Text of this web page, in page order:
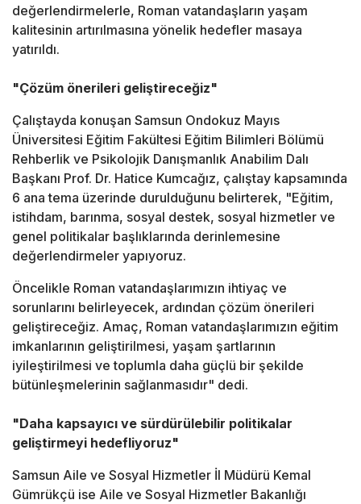
değerlendirmelerle, Roman vatandaşların yaşam
kalitesinin artırılmasına yönelik hedefler masaya
yatırıldı.
"Çözüm önerileri geliştireceğiz"
Çalıştayda konuşan Samsun Ondokuz Mayıs
Üniversitesi Eğitim Fakültesi Eğitim Bilimleri Bölümü
Rehberlik ve Psikolojik Danışmanlık Anabilim Dalı
Başkanı Prof. Dr. Hatice Kumcağız, çalıştay kapsamında
6 ana tema üzerinde durulduğunu belirterek, "Eğitim,
istihdam, barınma, sosyal destek, sosyal hizmetler ve
genel politikalar başlıklarında derinlemesine
değerlendirmeler yapıyoruz.
Öncelikle Roman vatandaşlarımızın ihtiyaç ve
sorunlarını belirleyecek, ardından çözüm önerileri
geliştireceğiz. Amaç, Roman vatandaşlarımızın eğitim
imkanlarının geliştirilmesi, yaşam şartlarının
iyileştirilmesi ve toplumla daha güçlü bir şekilde
bütünleşmelerinin sağlanmasıdır" dedi.
"Daha kapsayıcı ve sürdürülebilir politikalar
geliştirmeyi hedefliyoruz"
Samsun Aile ve Sosyal Hizmetler İl Müdürü Kemal
Gümrükçü ise Aile ve Sosyal Hizmetler Bakanlığı